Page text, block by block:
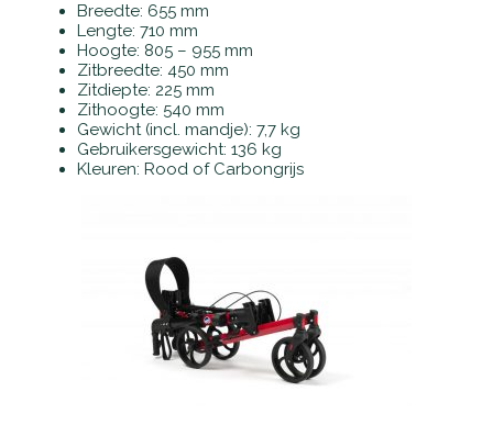
Breedte: 655 mm
Lengte: 710 mm
Hoogte: 805 – 955 mm
Zitbreedte: 450 mm
Zitdiepte: 225 mm
Zithoogte: 540 mm
Gewicht (incl. mandje): 7,7 kg
Gebruikersgewicht: 136 kg
Kleuren: Rood of Carbongrijs